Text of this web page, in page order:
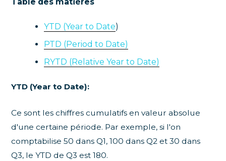
YTD (Year to Date)
PTD (Period to Date)
RYTD (Relative Year to Date)
YTD (Year to Date):
Ce sont les chiffres cumulatifs en valeur absolue
d'une certaine période. Par exemple, si l'on
comptabilise 50 dans Q1, 100 dans Q2 et 30 dans
Q3, le YTD de Q3 est 180.